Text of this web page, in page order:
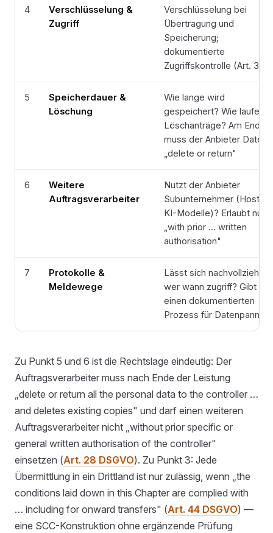
4
Verschlüsselung &
Zugriff
Verschlüsselung bei
Übertragung und
Speicherung;
dokumentierte
Zugriffskontrolle (Art. 32)
5
Speicherdauer &
Löschung
Wie lange wird
gespeichert? Wie laufen
Löschanträge? Am Ende
muss der Anbieter Daten
„delete or return"
6
Weitere
Auftragsverarbeiter
Nutzt der Anbieter
Subunternehmer
KI-Modelle)? Erlaubt nur
„with prior … written
authorisation"
7
Protokolle &
Meldewege
Lässt sich nachvollziehen,
wer wann zugriff? Gibt es
einen dokumentierten
Prozess für
Zu Punkt 5 und 6 ist die Rechtslage eindeutig: Der
Auftragsverarbeiter muss nach Ende der Leistung
„delete or return all the personal data to the controller …
and deletes existing copies" und darf einen weiteren
Auftragsverarbeiter nicht „without prior specific or
general written authorisation of the controller"
einsetzen (Art. 28 DSGVO). Zu Punkt 3: Jede
Übermittlung in ein Drittland ist nur zulässig, wenn „the
conditions laid down in this Chapter are complied with
… including for onward transfers" (Art. 44 DSGVO) —
eine SCC-Konstruktion ohne ergänzende Prüfung